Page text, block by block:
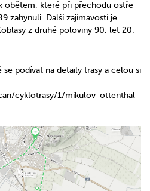
obětem, které při přechodu ostře
zahynuli. Další zajímavostí je
z druhé poloviny 90. let 20.
podívat na detaily trasy a celou si
cyklotrasy/1/mikulov-ottenthal-